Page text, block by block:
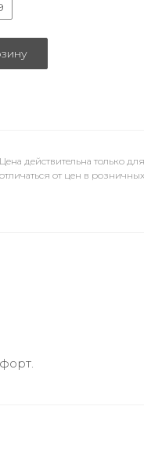
Цена действительна только
отличаться от цен в